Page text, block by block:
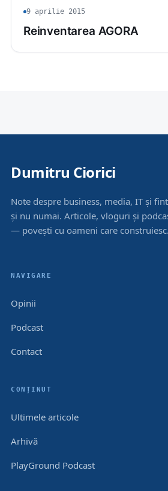
9 aprilie 2015
Reinventarea AGORA
Dumitru Ciorici
Note despre business, media, IT și
și nu numai. Articole, vloguri și
— povești cu oameni care construiesc.
NAVIGARE
Opinii
Podcast
Contact
CONȚINUT
Ultimele articole
Arhivă
PlayGround Podcast